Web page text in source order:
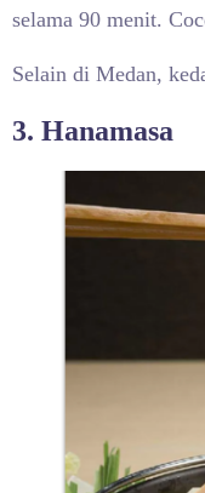
selama 90 menit.
Selain di Medan,
3. Hanamasa